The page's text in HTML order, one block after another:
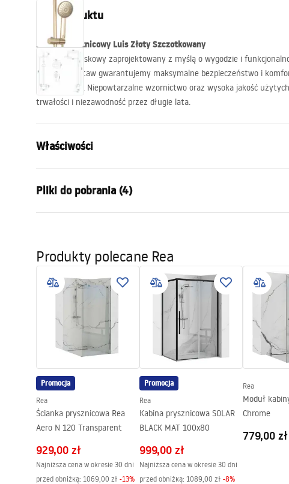
Akcesoria i meble łazienkowe
Opis produktu
Zestaw Prysznicowy Luis Złoty Szczotkowany
Zestaw natryskowy zaprojektowany z myślą o wygodzie i
produkcji zestaw gwarantujemy maksymalne bezpieczeństwo i
użytkowaniu. Niepowtarzalne wzornictwo oraz wysoka jakość
trwałości i niezawodność przez długie lata.
Właściwości
Materiał:
Rodzaj baterii:
Jednouchwytowa
Regulacja wysokości:
Wysokość max.:
mm
Wylewka wannowa:
Regulacja ciśnienia:
System Anti-Calc
Powłoka:
PVD
Rozstaw przyłączy:
mm
Gwarancja
24 miesiące
Pliki do pobrania (4)
Safety_Information_Shower_set.p
Faucets_-
Instrukcja montażu
shower_set.pdf
Pielęgnacja
Produkty polecane Rea
Promocja
Rea
Ścianka prysznicowa Rea
Aero N 120 Transparent
929,00 zł
Najniższa cena w okresie 30 dni
przed obniżką: 1069,00 zł -13%
Promocja
Rea
Kabina prysznicowa SOLAR
BLACK MAT 100x80
999,00 zł
Najniższa cena w okresie 30 dni
przed obniżką: 1089,00 zł -8%
Rea
Moduł
Chrome
779,00 zł